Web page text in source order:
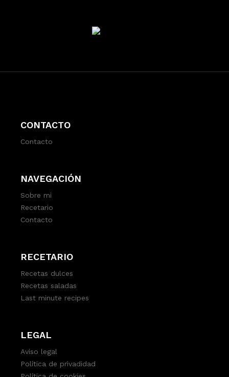
CONTACTO
Contacto
NAVEGACIÓN
Sobre mi
Recetario
Contacto
RECETARIO
Recetas dulces
Recetas saladas
Last minute recipes
LEGAL
Aviso legal
Política de privadidad